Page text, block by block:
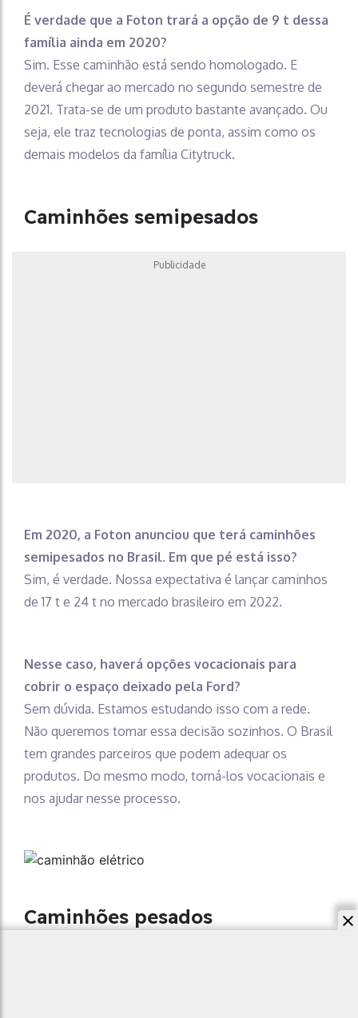
É verdade que a Foton trará a opção de 9 t dessa
família ainda em 2020?
Sim. Esse caminhão está sendo homologado. E
deverá chegar ao mercado no segundo semestre de
2021. Trata-se de um produto bastante avançado. Ou
seja, ele traz tecnologias de ponta, assim como os
demais modelos da família Citytruck.
Caminhões semipesados
Publicidade
Em 2020, a Foton anunciou que terá caminhões
semipesados no Brasil. Em que pé está isso?
Sim, é verdade. Nossa expectativa é lançar caminhos
de 17 t e 24 t no mercado brasileiro em 2022.
Nesse caso, haverá opções vocacionais para
cobrir o espaço deixado pela Ford?
Sem dúvida. Estamos estudando isso com a rede.
Não queremos tomar essa decisão sozinhos. O Brasil
tem grandes parceiros que podem adequar os
produtos. Do mesmo modo, torná-los vocacionais e
nos ajudar nesse processo.
Caminhões pesados